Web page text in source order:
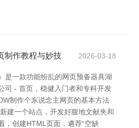
制作教程与妙技 2026-03-18
是一款功能纷乱的网页预备器具湖
司 - 首页，稳健入门者和专科开发
制作个东说念主网页的基本方法
建一个站点，开发好腹地文献夹和
，创建HTML页面，遴荐“空缺